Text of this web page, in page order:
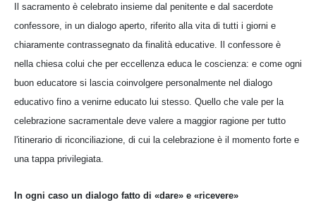
Il sacramento è celebrato insieme dal penitente e dal sacerdote
confessore, in un dialogo aperto, riferito alla vita di tutti i giorni e
chiaramente contrassegnato da finalità educative. Il confessore è
nella chiesa colui che per eccellenza educa le coscienza: e come ogni
buon educatore si lascia coinvolgere personalmente nel dialogo
educativo fino a venirne educato lui stesso. Quello che vale per la
celebrazione sacramentale deve valere a maggior ragione per tutto
l'itinerario di riconciliazione, di cui la celebrazione è il momento forte e
una tappa privilegiata.
In ogni caso un dialogo fatto di «dare» e «ricevere»